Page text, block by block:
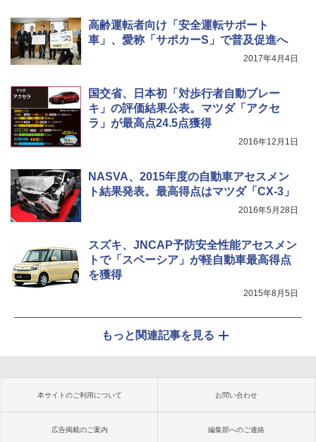
高齢運転者向け「安全運転サポート
車」、愛称「サポカーS」で普及促進へ
2017年4月4日
国交省、日本初「対歩行者自動ブレー
キ」の評価結果公表。マツダ「アクセ
ラ」が最高点24.5点獲得
2016年12月1日
NASVA、2015年度の自動車アセスメン
ト結果発表。最高得点はマツダ「CX-3」
2016年5月28日
スズキ、JNCAP予防安全性能アセスメン
トで「スペーシア」が軽自動車最高得点
を獲得
2015年8月5日
もっと関連記事を見る
本サイトのご利用について お問い合わせ
広告掲載のご案内 編集部へのご連絡